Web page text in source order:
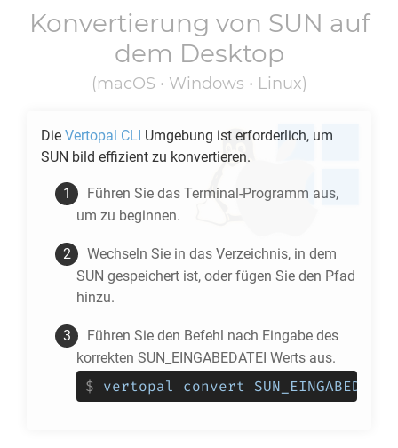
Konvertierung von SUN auf
dem Desktop
(macOS • Windows • Linux)
Die Vertopal CLI Umgebung ist erforderlich, um
SUN bild effizient zu konvertieren.
Führen Sie das Terminal-Programm aus,
um zu beginnen.
Wechseln Sie in das Verzeichnis, in dem
SUN gespeichert ist, oder fügen Sie den Pfad
hinzu.
Führen Sie den Befehl nach Eingabe des
korrekten SUN_EINGABEDATEI Werts aus.
$ vertopal convert